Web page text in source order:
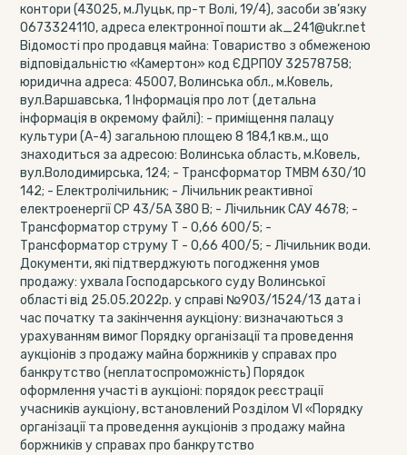
контори (43025, м.Луцьк, пр-т Волі, 19/4), засоби зв’язку
0673324110, адреса електронної пошти ak_241@ukr.net
Відомості про продавця майна: Товариство з обмеженою
відповідальністю «Камертон» код ЄДРПОУ 32578758;
юридична адреса: 45007, Волинська обл., м.Ковель,
вул.Варшавська, 1 Інформація про лот (детальна
інформація в окремому файлі): - приміщення палацу
культури (А-4) загальною площею 8 184,1 кв.м., що
знаходиться за адресою: Волинська область, м.Ковель,
вул.Володимирська, 124; - Трансформатор ТМВМ 630/10
142; - Електролічильник; - Лічильник реактивної
електроенергії СР 43/5А 380 В; - Лічильник САУ 4678; -
Трансформатор струму Т - 0,66 600/5; -
Трансформатор струму Т - 0,66 400/5; - Лічильник води.
Документи, які підтверджують погодження умов
продажу: ухвала Господарського суду Волинської
області від 25.05.2022р. у справі №903/1524/13 дата і
час початку та закінчення аукціону: визначаються з
урахуванням вимог Порядку організації та проведення
аукціонів з продажу майна боржників у справах про
банкрутство (неплатоспроможність) Порядок
оформлення участі в аукціоні: порядок реєстрації
учасників аукціону, встановлений Розділом VI «Порядку
організації та проведення аукціонів з продажу майна
боржників у справах про банкрутство